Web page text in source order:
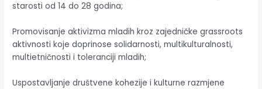
starosti od 14 do 28 godina;
Promovisanje aktivizma mladih kroz zajedničke grassroots
aktivnosti koje doprinose solidarnosti, multikulturalnosti,
multietničnosti i toleranciji mladih;
Uspostavljanje društvene kohezije i kulturne razmjene